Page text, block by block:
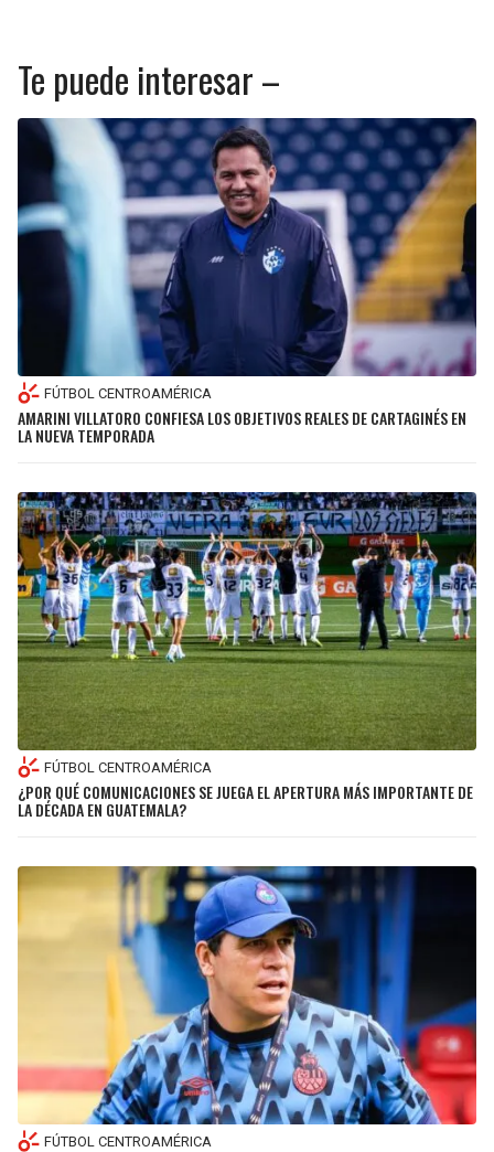
Te puede interesar –
FÚTBOL CENTROAMÉRICA
AMARINI VILLATORO CONFIESA LOS OBJETIVOS REALES DE CARTAGINÉS EN
LA NUEVA TEMPORADA
FÚTBOL CENTROAMÉRICA
¿POR QUÉ COMUNICACIONES SE JUEGA EL APERTURA MÁS IMPORTANTE DE
LA DÉCADA EN GUATEMALA?
FÚTBOL CENTROAMÉRICA